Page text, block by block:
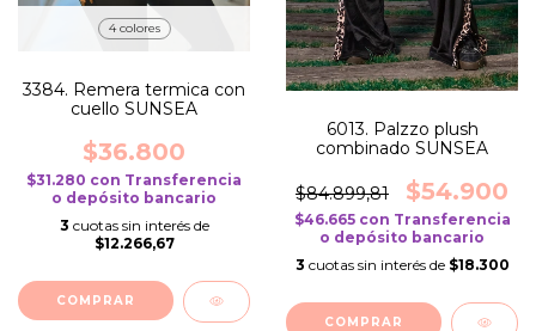
4 colores
3384. Remera termica con
cuello SUNSEA
$36.800
$31.280 con Transferencia
o depósito bancario
3 cuotas sin interés de
$12.266,67
COMPRAR
6013. Palzzo plush
combinado SUNSEA
$84.899,81 $54.900
$46.665 con Transferencia
o depósito bancario
3 cuotas sin interés de $18.300
COMPRAR